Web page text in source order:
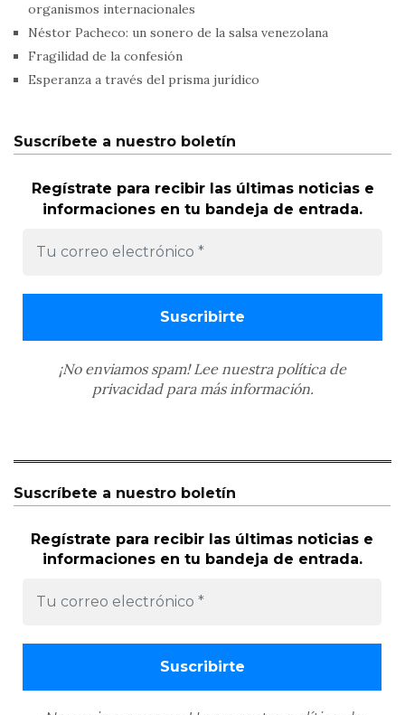
organismos internacionales
Néstor Pacheco: un sonero de la salsa venezolana
Fragilidad de la confesión
Esperanza a través del prisma jurídico
Suscríbete a nuestro boletín
Regístrate para recibir las últimas noticias e
informaciones en tu bandeja de entrada.
¡No enviamos spam! Lee nuestra política de
privacidadpara más información.
Suscríbete a nuestro boletín
Regístrate para recibir las últimas noticias e
informaciones en tu bandeja de entrada.